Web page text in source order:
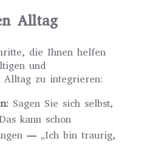
Alltag
die Ihnen helfen
und
Alltag zu integrieren:
Sagen Sie sich selbst,
kann schon
— „Ich bin traurig,